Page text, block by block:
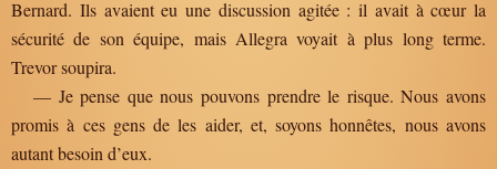
Bernard. Ils avaient eu une discussion agitée : il avait à cœur la
sécurité de son équipe, mais Allegra voyait à plus long terme.
Trevor soupira.
— Je pense que nous pouvons prendre le risque. Nous avons
promis à ces gens de les aider, et, soyons honnêtes, nous avons
autant besoin d’eux.